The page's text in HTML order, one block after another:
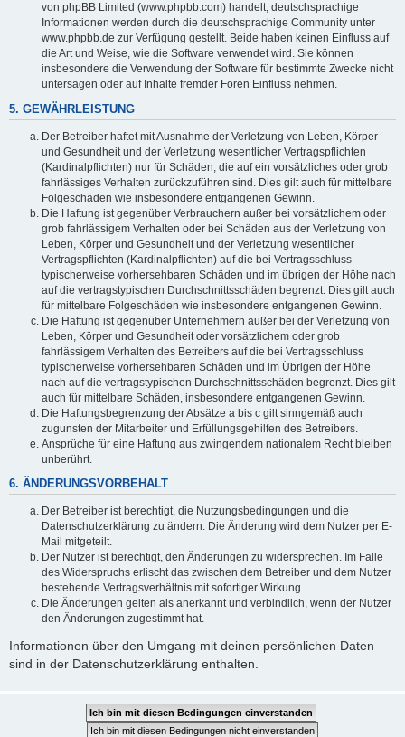
von phpBB Limited (www.phpbb.com) handelt; deutschsprachige
Informationen werden durch die deutschsprachige Community unter
www.phpbb.de zur Verfügung gestellt. Beide haben keinen Einfluss auf
die Art und Weise, wie die Software verwendet wird. Sie können
insbesondere die Verwendung der Software für bestimmte Zwecke nicht
untersagen oder auf Inhalte fremder Foren Einfluss nehmen.
5. GEWÄHRLEISTUNG
Der Betreiber haftet mit Ausnahme der Verletzung von Leben, Körper
und Gesundheit und der Verletzung wesentlicher Vertragspflichten
(Kardinalpflichten) nur für Schäden, die auf ein vorsätzliches oder grob
fahrlässiges Verhalten zurückzuführen sind. Dies gilt auch für mittelbare
Folgeschäden wie insbesondere entgangenen Gewinn.
Die Haftung ist gegenüber Verbrauchern außer bei vorsätzlichem oder
grob fahrlässigem Verhalten oder bei Schäden aus der Verletzung von
Leben, Körper und Gesundheit und der Verletzung wesentlicher
Vertragspflichten (Kardinalpflichten) auf die bei Vertragsschluss
typischerweise vorhersehbaren Schäden und im übrigen der Höhe nach
auf die vertragstypischen Durchschnittsschäden begrenzt. Dies gilt auch
für mittelbare Folgeschäden wie insbesondere entgangenen Gewinn.
Die Haftung ist gegenüber Unternehmern außer bei der Verletzung von
Leben, Körper und Gesundheit oder vorsätzlichem oder grob
fahrlässigem Verhalten des Betreibers auf die bei Vertragsschluss
typischerweise vorhersehbaren Schäden und im Übrigen der Höhe
nach auf die vertragstypischen Durchschnittsschäden begrenzt. Dies gilt
auch für mittelbare Schäden, insbesondere entgangenen Gewinn.
Die Haftungsbegrenzung der Absätze a bis c gilt sinngemäß auch
zugunsten der Mitarbeiter und Erfüllungsgehilfen des Betreibers.
Ansprüche für eine Haftung aus zwingendem nationalem Recht bleiben
unberührt.
6. ÄNDERUNGSVORBEHALT
Der Betreiber ist berechtigt, die Nutzungsbedingungen und die
Datenschutzerklärung zu ändern. Die Änderung wird dem Nutzer per E-
Mail mitgeteilt.
Der Nutzer ist berechtigt, den Änderungen zu widersprechen. Im Falle
des Widerspruchs erlischt das zwischen dem Betreiber und dem Nutzer
bestehende Vertragsverhältnis mit sofortiger Wirkung.
Die Änderungen gelten als anerkannt und verbindlich, wenn der Nutzer
den Änderungen zugestimmt hat.
Informationen über den Umgang mit deinen persönlichen Daten
sind in der Datenschutzerklärung enthalten.